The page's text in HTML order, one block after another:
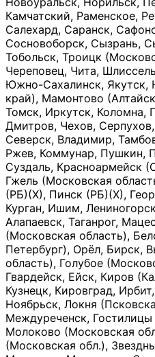
Камчатский, Раменское,
Салехард, Саранск,
Сосновоборск, Сызрань,
Тобольск, Троицк
Череповец, Чита,
Южно-Сахалинск, Якутск,
край), Мамонтово
Томск, Иркутск, Коломна,
Дмитров, Чехов,
Северск, Владимир,
Ржев, Коммунар, Пушкин,
Суздаль, Красноармейск
Гжель (Московская
(РБ)(Х), Пинск (РБ)(Х),
Курган, Ишим,
Алапаевск, Таганрог,
(Московская область),
Петербург), Орёл, Бирск,
область), Голубое
Гвардейск, Ейск, Киров
Кузнецк, Кировград,
Ноябрьск, Локня
Междуреченск, Гостилицы
Молоково (Московская
(Московская обл.),